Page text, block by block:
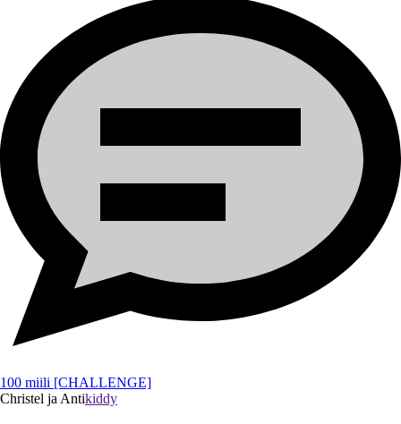
100 miili [CHALLENGE]
Christel ja Antikiddy